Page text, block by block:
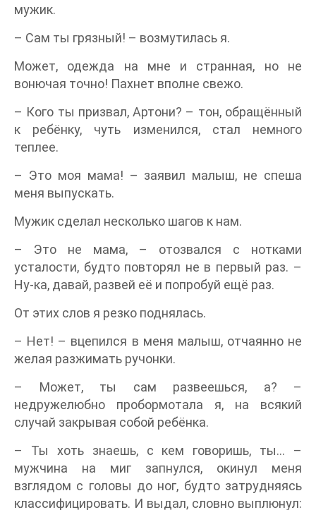
мужик.
– Сам ты грязный! – возмутилась я.
Может, одежда на мне и странная, но не
вонючая точно! Пахнет вполне свежо.
– Кого ты призвал, Артони? – тон, обращённый
к ребёнку, чуть изменился, стал немного
теплее.
– Это моя мама! – заявил малыш, не спеша
меня выпускать.
Мужик сделал несколько шагов к нам.
– Это не мама, – отозвался с нотками
усталости, будто повторял не в первый раз. –
Ну-ка, давай, развей её и попробуй ещё раз.
От этих слов я резко поднялась.
– Нет! – вцепился в меня малыш, отчаянно не
желая разжимать ручонки.
– Может, ты сам развеешься, а? –
недружелюбно пробормотала я, на всякий
случай закрывая собой ребёнка.
– Ты хоть знаешь, с кем говоришь, ты... –
мужчина на миг запнулся, окинул меня
взглядом с головы до ног, будто затрудняясь
классифицировать. И выдал, словно выплюнул: